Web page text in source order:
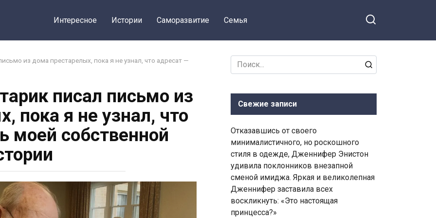
Интересное Истории Саморазвитие Семья
из дома престарелых, пока я не узнал, что адресат —
писал письмо из
пока я не узнал, что
моей собственной
Search
for:
Свежие записи
Отказавшись от своего
минималистичного, но роскошного
стиля в одежде, Дженнифер Энистон
удивила поклонников внезапной
сменой имиджа. Яркая и великолепная
Дженнифер заставила всех
воскликнуть: «Это настоящая
принцесса?»